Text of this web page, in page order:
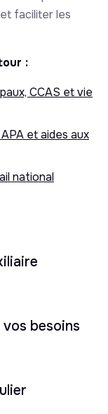
faciliter les
:
CCAS et vie
et aides aux
national
vos besoins